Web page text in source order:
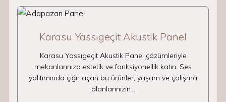
Karasu Yassıgeçit Akustik Panel
Karasu Yassıgeçit Akustik Panel çözümleriyle
mekanlarınıza estetik ve fonksiyonellik katın. Ses
yalıtımında çığır açan bu ürünler, yaşam ve çalışma
alanlarınızın…